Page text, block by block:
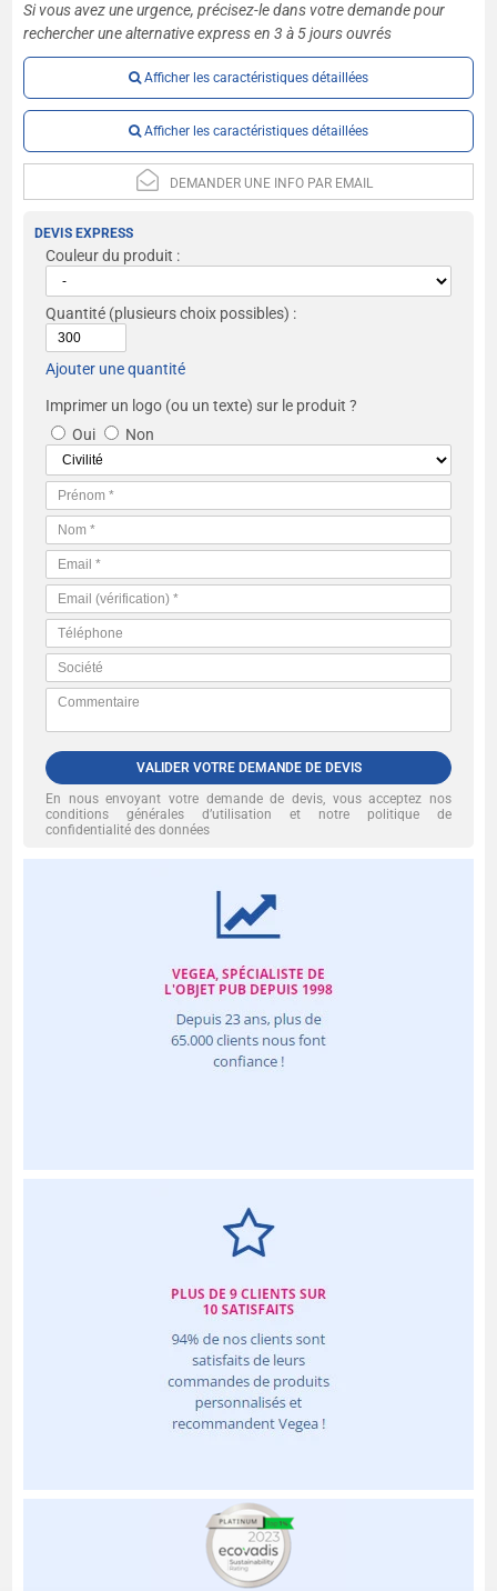
Si vous avez une urgence, précisez-le dans votre demande pour
rechercher une alternative express en 3 à 5 jours ouvrés
Afficher les caractéristiques détaillées
Afficher les caractéristiques détaillées
DEMANDER UNE INFO PAR EMAIL
DEVIS EXPRESS
Couleur du produit :
Quantité (plusieurs choix possibles) :
Ajouter une quantité
Imprimer un logo (ou un texte) sur le produit ?
Oui
Non
VALIDER VOTRE DEMANDE DE DEVIS
En nous envoyant votre demande de devis, vous acceptez nos
conditions générales d’utilisation et notre politique de
confidentialité des données